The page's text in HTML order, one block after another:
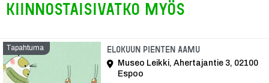
Kiinnostaisivatko myös
Tapahtuma Elokuun Pienten aamuTapahtuma
Museo Leikki, Ahertajantie 3, 02100
Espoo